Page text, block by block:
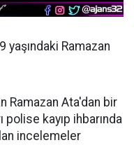
yaşındaki Ramazan
Ramazan Ata'dan bir
polise kayıp ihbarında
incelemeler